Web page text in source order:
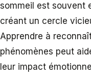
sommeil est souvent
créant un cercle
Apprendre à
phénomènes peut
leur impact